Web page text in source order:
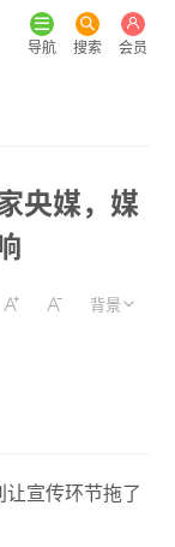
导航 搜索 会员
央媒，媒
宣传环节拖了